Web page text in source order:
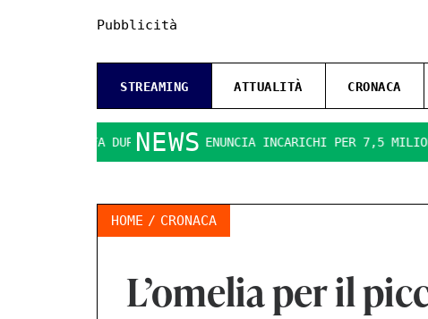
Pubblicità
STREAMING ATTUALITÀ CRONACA
NEWS
SI FA DURO. IL PD DENUNCIA INCARICHI PER 7,5 MILIONI
HOME CRONACA
L’omelia per il